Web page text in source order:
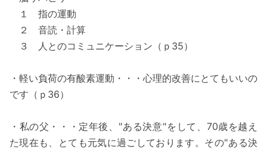
１ 指の運動
２ 音読・計算
３ 人とのコミュニケーション（ｐ35）
・軽い負荷の有酸素運動・・・心理的改善にとてもいいの
です（ｐ36）
・私の父・・・定年後、"ある決意"をして、70歳を越え
た現在も、とても元気に過ごしております。その"ある決